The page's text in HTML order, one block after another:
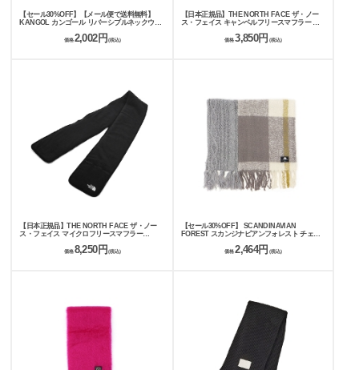
【セール30%OFF】【メール便で送料無料】
KANGOL カンゴール リバーシブルネックウォ
価格 2,002円 (税込)
【日本正規品】THE NORTH FACE ザ・ノー
ス・フェイス キャンベルフリースマフラー キ
価格3,850円 (税込)
【日本正規品】THE NORTH FACE ザ・ノー
ス・フェイス マイクロフリースマフラー
価格 8,250円(税込)
【セール30%OFF】 SCANDINAVIAN
FOREST スカンジナビアンフォレスト チェッ
価格2,464円 (税込)